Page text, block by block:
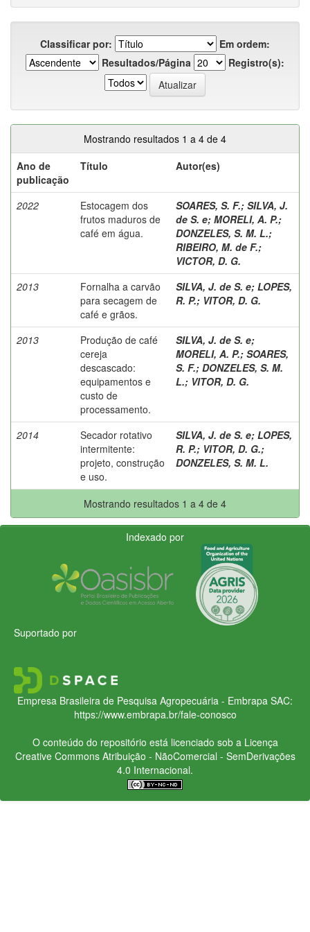
Classificar por:
Em ordem:
Resultados/Página
Registro(s):
Mostrando resultados 1 a 4 de 4
Ano de
publicação
Título Autor(es)
2022
Estocagem dos
frutos maduros de
café em água.
SOARES, S. F.; SILVA, J.
de S. e; MORELI, A. P.;
DONZELES, S. M. L.;
RIBEIRO, M. de F.;
VICTOR, D. G.
2013
Fornalha a carvão
para secagem de
café e grãos.
SILVA, J. de S. e; LOPES,
R. P.; VITOR, D. G.
2013
Produção de café
cereja
descascado:
equipamentos e
custo de
processamento.
SILVA, J. de S. e;
MORELI, A. P.; SOARES,
S. F.; DONZELES, S. M.
L.; VITOR, D. G.
2014
Secador rotativo
intermitente:
projeto, construção
e uso.
SILVA, J. de S. e; LOPES,
R. P.; VITOR, D. G.;
DONZELES, S. M. L.
Mostrando resultados 1 a 4 de 4
Indexado por
Suportado por
Empresa Brasileira de Pesquisa Agropecuária - Embrapa SAC:
https://www.embrapa.br/fale-conosco
O conteúdo do repositório está licenciado sob a Licença
Creative CommonsAtribuição - NãoComercial - SemDerivações
4.0 Internacional.